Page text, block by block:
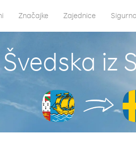
Značajke Zajednice
iz